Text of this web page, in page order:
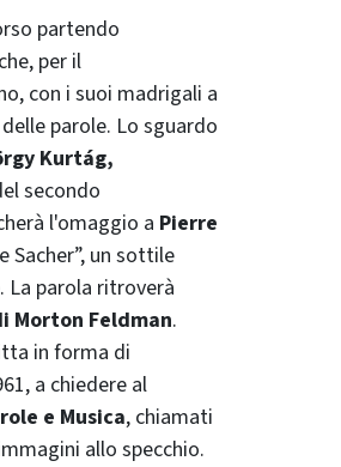
partendo
che, per il
con i suoi madrigali a
parole. Lo sguardo
Kurtág,
secondo
l'omaggio a Pierre
Sacher”, un sottile
La parola ritroverà
Morton Feldman.
in forma di
a chiedere al
e Musica, chiamati
allo specchio.